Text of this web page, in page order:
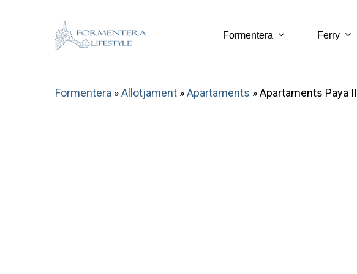
Formentera Ferry
Formentera »Allotjament »Apartaments »Apartaments Paya II